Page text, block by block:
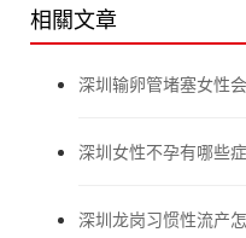
相關文章
深圳输卵管堵塞女性
深圳女性不孕有哪些
深圳龙岗习惯性流产